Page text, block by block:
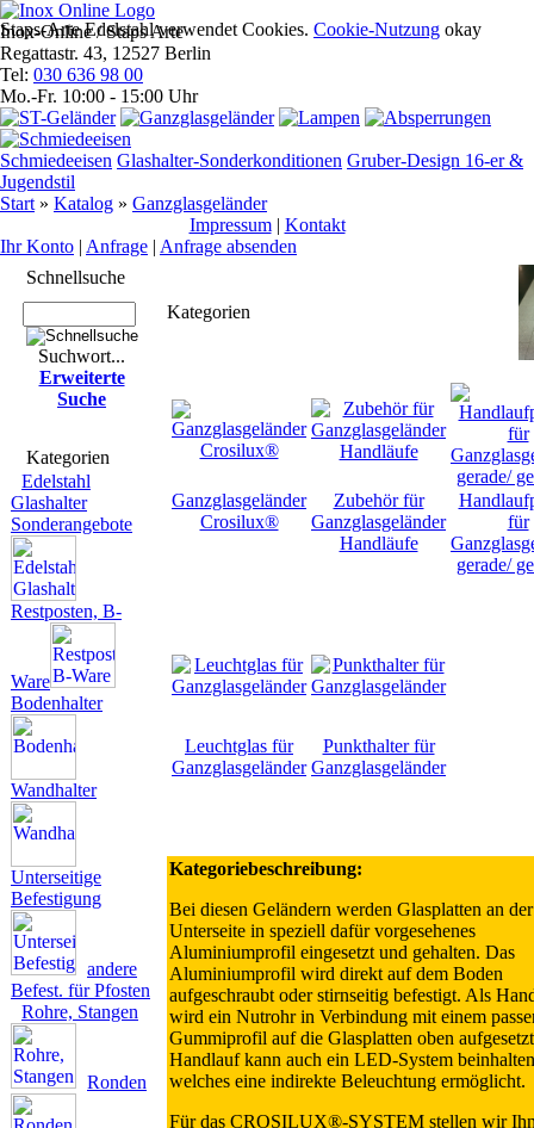
Staps-Arte Edelstahl verwendet Cookies. Cookie-Nutzung okay
Inox-Online / Staps Arte
Regattastr. 43, 12527 Berlin
Tel: 030 636 98 00
Mo.-Fr. 10:00 - 15:00 Uhr
Schmiedeeisen Glashalter-Sonderkonditionen Gruber-Design 16-er &
Jugendstil
Start » Katalog » Ganzglasgeländer
Impres­sum| Kontakt
Ihr Konto | Anfrage | Anfrage absenden
Schnell­suche
Suchwort...
Erwei­terte
Suche
Kate­gorien
Edelstahl
Glashalter
Sonderangebote
Restposten, B-
Ware
Bodenhalter
Wandhalter
Unterseitige
Befestigung
andere
Befest. für Pfosten
Rohre, Stangen
Ronden
Kategorien
Ganzglasgeländer
Crosilux®
Zubehör für
Ganzglasgeländer
Handläufe
für
gerade/
Leuchtglas für
Ganzglasgeländer
Punkthalter für
Ganzglasgeländer
Kategoriebeschreibung:
Bei diesen Geländern werden Glasplatten an der
Unterseite in speziell dafür vorgesehenes
Aluminiumprofil eingesetzt und gehalten. Das
Aluminiumprofil wird direkt auf dem Boden
aufgeschraubt oder stirnseitig befestigt. Als
wird ein Nutrohr in Verbindung mit einem
Gummiprofil auf die Glasplatten oben
Handlauf kann auch ein LED-System
welches eine indirekte Beleuchtung ermöglicht.
Für das CROSILUX®-SYSTEM stellen wir